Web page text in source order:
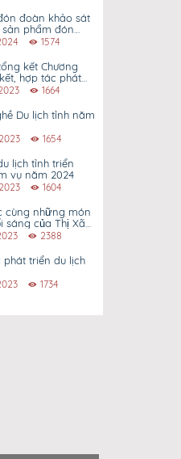
đoàn khảo sát
phẩm đón
quốc tế
1574
kết Chương
hợp tác phát
8 tỉnhTây Bắc
2023
1664
Du lịch tỉnh năm
1654
lịch tỉnh triển
vụ năm 2024
1604
cùng những món
sáng của Thị Xã
2388
phát triển du lịch
1734